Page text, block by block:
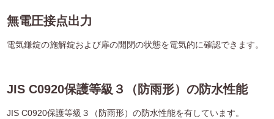
無電圧接点出力
電気鎌錠の施解錠および扉の開閉の状態を電気的に確認できます。
JIS C0920保護等級３（防雨形）の防水性能
JIS C0920保護等級３（防雨形）の防水性能を有しています。